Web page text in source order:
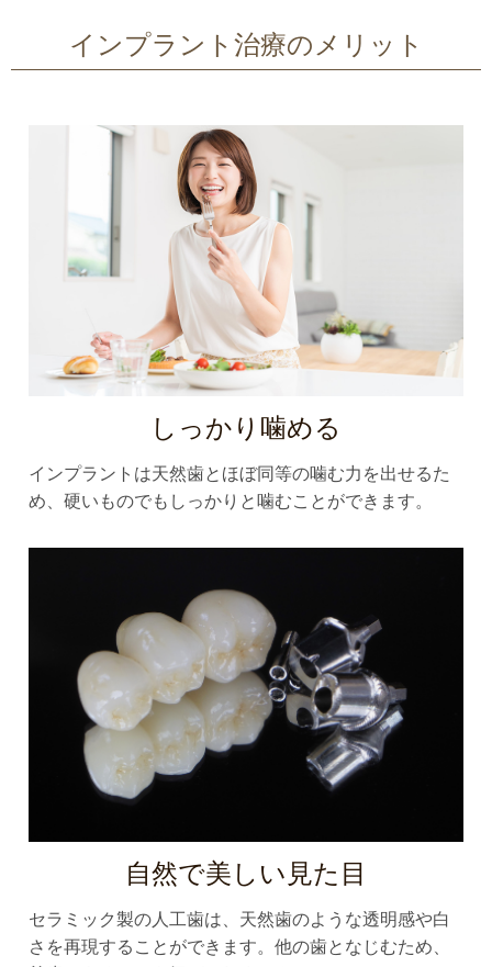
インプラント治療のメリット
しっかり噛める
インプラントは天然歯とほぼ同等の噛む力を出せるた
め、硬いものでもしっかりと噛むことができます。
自然で美しい見た目
セラミック製の人工歯は、天然歯のような透明感や白
さを再現することができます。他の歯となじむため、